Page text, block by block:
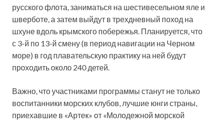
русского флота, заниматься на шестивесельном яле и
шверботе, а затем выйдут в трехдневный поход на
шхуне вдоль крымского побережья. Планируется, что
с 3-й по 13-й смену (в период навигации на Черном
море) в год плавательскую практику на ней будут
проходить около 240 детей.
Важно, что участниками программы станут не только
воспитанники морских клубов, лучшие юнги страны,
приехавшие в «Артек» от «Молодежной морской